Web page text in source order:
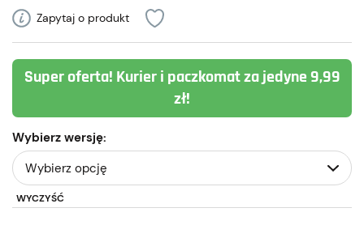
Zapytaj o produkt
Super oferta! Kurier i paczkomat za jedyne 9,99
zł!
Wybierz wersję:
WYCZYŚĆ